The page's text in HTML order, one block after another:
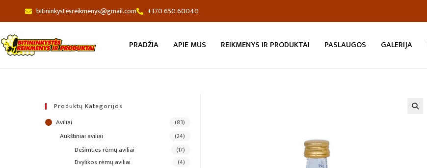
bitininkystesreikmenys@gmail.com +370 650 60040
PRADŽIA APIE MUS REIKMENYS IR PRODUKTAI PASLAUGOS GALERIJA
Produktų Kategorijos
aviliai
(83)
aukštiniai aviliai (24)
dešimties rėmų aviliai (17)
dvylikos rėmų aviliai (4)